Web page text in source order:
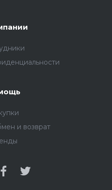
и возврат